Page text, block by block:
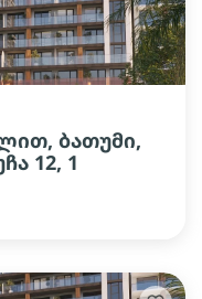
ბათუმი,
12, 1